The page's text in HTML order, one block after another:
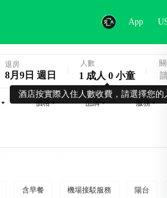
App
退房
8月9日 週日
酒店按實際入住人數收費，請選擇您的
人數
1 成人 0 小童
關
價格 品牌 服務
含早餐 機場接駁服務 陽台